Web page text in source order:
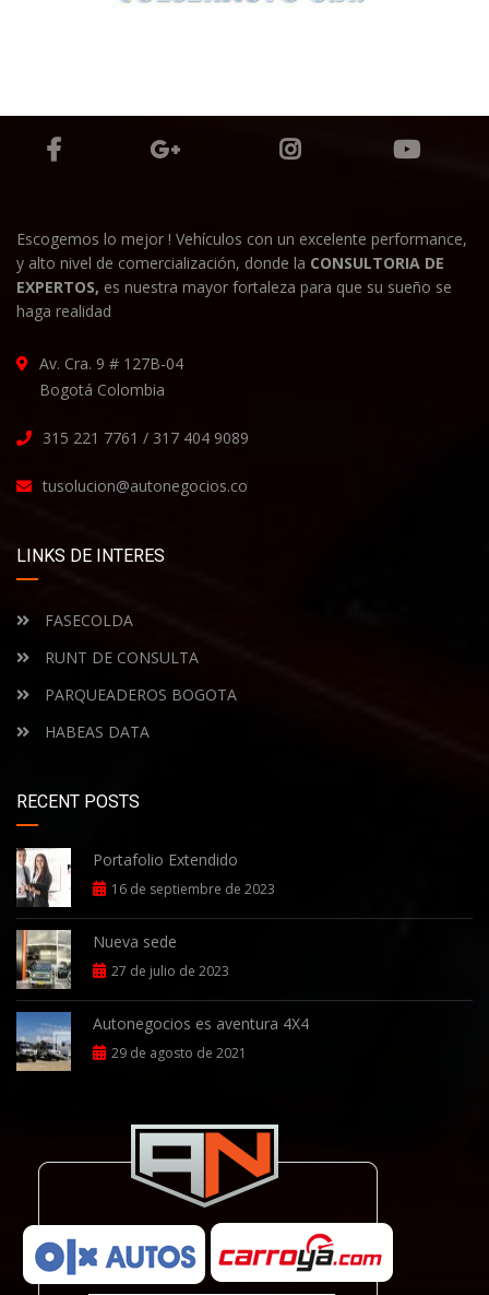
Escogemos lo mejor ! Vehículos con un excelente performance,
y alto nivel de comercialización, donde la CONSULTORIA DE
EXPERTOS, es nuestra mayor fortaleza para que su sueño se
haga realidad
Av. Cra. 9 # 127B-04
Bogotá Colombia
315 221 7761 / 317 404 9089
tusolucion@autonegocios.co
LINKS DE INTERES
FASECOLDA
RUNT DE CONSULTA
PARQUEADEROS BOGOTA
HABEAS DATA
RECENT POSTS
Portafolio Extendido
16 de septiembre de 2023
Nueva sede
27 de julio de 2023
Autonegocios es aventura 4X4
29 de agosto de 2021